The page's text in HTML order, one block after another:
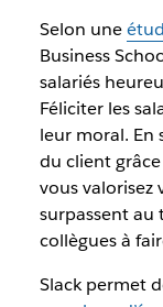
Selon une
Business
salariés
Féliciter les
leur moral. En
du client
vous valorisez
surpassent au
collègues à
Slack permet